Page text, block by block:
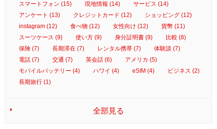
スマートフォン (15)
現地情報 (14)
サービス (14)
アンケート (13)
クレジットカード (12)
ショッピング (12)
instagram (12)
食べ物 (12) 女性向け (12)
貨幣 (11)
スーツケース (9)
使い方 (9) 身分証明書 (9)
比較 (8)
保険 (7)
長期滞在 (7) レンタル携帯 (7)
体験談 (7)
電話 (7)
交通 (7) 英会話 (6)
アメリカ (5)
モバイルバッテリー (4)
ハワイ (4) eSIM (4)
ビジネス (2)
長期旅行 (1)
全部見る